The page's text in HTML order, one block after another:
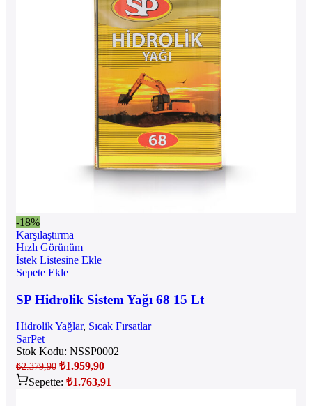
-18%
Karşılaştırma
Hızlı Görünüm
İstek Listesine Ekle
Sepete Ekle
SP Hidrolik Sistem Yağı 68 15 Lt
Hidrolik Yağlar, Sıcak Fırsatlar
SarPet
Stok Kodu: NSSP0002
₺2.379,90 ₺1.959,90
Sepette: ₺1.763,91